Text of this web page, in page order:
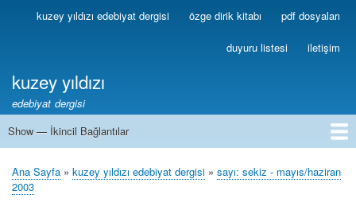
Ana
içeriğe
Birincilkuzey yıldızı edebiyat dergisi özge dirik kitabı pdf dosyaları
duyuru listesi iletişim
kuzey yıldızı
edebiyat dergisi
İkincil
Show — İkincil Bağlantılar
1
2
3
4
5
6
7
8
9
10
11
12
13
Sayfa
Ana Sayfa kuzey yıldızı edebiyat dergisi
sayı: sekiz - mayıs/haziran
2003